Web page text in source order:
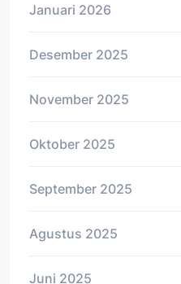
Januari 2026
Desember 2025
November 2025
Oktober 2025
September 2025
Agustus 2025
Juni 2025